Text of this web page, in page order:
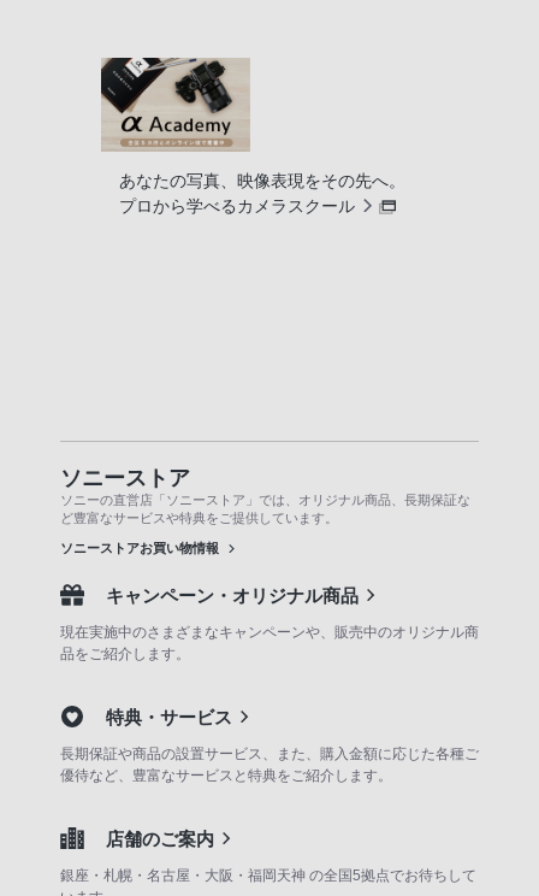
あなたの写真、映像表現をその先へ。
プロから学べるカメラスクール
ソニーストア
ソニーの直営店「ソニーストア」では、オリジナル商品、長期保証な
ど豊富なサービスや特典をご提供しています。
ソニーストアお買い物情報
キャンペーン・オリジナル商品
現在実施中のさまざまなキャンペーンや、販売中のオリジナル商
品をご紹介します。
特典・サービス
長期保証や商品の設置サービス、また、購入金額に応じた各種ご
優待など、豊富なサービスと特典をご紹介します。
店舗のご案内
銀座・札幌・名古屋・大阪・福岡天神 の全国5拠点でお待ちして